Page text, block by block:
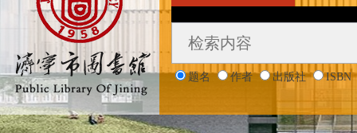
题名 作者 出版社 ISBN